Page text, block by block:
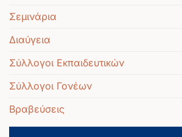
Σεμινάρια
Διαύγεια
Σύλλογοι Εκπαιδευτικών
Σύλλογοι Γονέων
Βραβεύσεις